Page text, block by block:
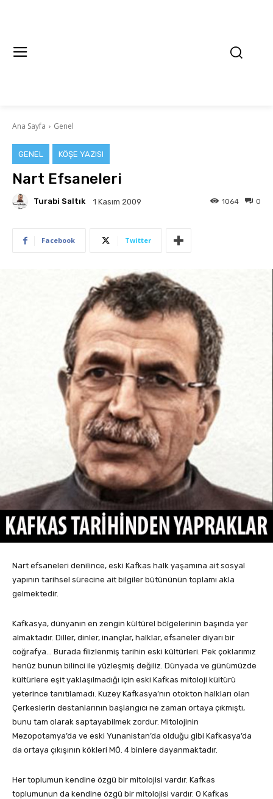
Ana Sayfa Genel
GENEL KÖŞE YAZISI
Nart Efsaneleri
Turabi Saltık 1 Kasım 2009 0
1064
Facebook Twitter
Nart efsaneleri denilince, eski Kafkas halk yaşamına ait sosyal
yapının tarihsel sürecine ait bilgiler bütününün toplamı akla
gelmektedir.
Kafkasya, dünyanın en zengin kültürel bölgelerinin başında yer
almaktadır. Diller, dinler, inançlar, halklar, efsaneler diyarı bir
coğrafya… Burada filizlenmiş tarihin eski kültürleri. Pek çoklarımız
henüz bunun bilinci ile yüzleşmiş değiliz. Dünyada ve günümüzde
kültürlere eşit yaklaşılmadığı için eski Kafkas mitoloji kültürü
yeterince tanıtılamadı. Kuzey Kafkasya’nın otokton halkları olan
Çerkeslerin destanlarının başlangıcı ne zaman ortaya çıkmıştı,
bunu tam olarak saptayabilmek zordur. Mitolojinin
Mezopotamya’da ve eski Yunanistan’da olduğu gibi Kafkasya’da
da ortaya çıkışının kökleri MÖ. 4 binlere dayanmaktadır.
Her toplumun kendine özgü bir mitolojisi vardır. Kafkas
toplumunun da kendine özgü bir mitolojisi vardır. O Kafkas